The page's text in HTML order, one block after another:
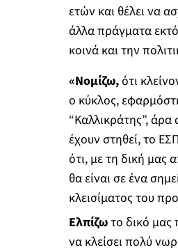
ετών και θέλει να
άλλα πράγματα
κοινά και την
«Νομίζω,ότι
ο κύκλος,
“Καλλικράτης”, άρα
έχουν στηθεί, το
ότι, με τη δική μας
θα είναι σε ένα
κλεισίματος του
Ελπίζωτο δικό
να κλείσει πολύ